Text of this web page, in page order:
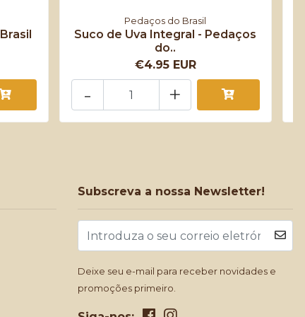
Pedaços do Brasil
Suco de Uva Integral - Pedaços
do..
€4.95 EUR
+
-
Subscreva a nossa Newsletter!
Deixe seu e-mail para receber novidades e
promoções primeiro.